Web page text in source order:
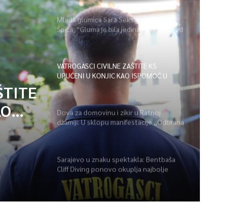
Mlada glumica Sara Seksan u emisiji
Špica: “Gluma je bila jedina opcija, uz rad
i disciplinu sve je moguće”
VATROGASCI CIVILNE ZAŠTITE KS
UPUĆENI U KONJIC KAO ISPOMOĆ U
GAŠENJU POŽARA
Dova za domovinu i zikir u Ratnoj
džamiji: U sklopu manifestacije „Odbrana
BiH – Igman 2026“ odana počast
Sarajevo u znaku spektakla: Bentbaša
Cliff Diving ponovo okuplja najbolje
skakače i vrhunsku zabavu